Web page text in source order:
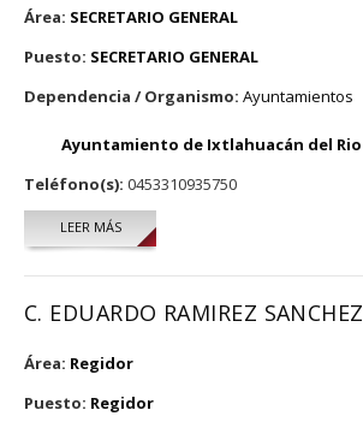
Área: SECRETARIO GENERAL
Puesto: SECRETARIO GENERAL
Dependencia / Organismo: Ayuntamientos
Ayuntamiento de Ixtlahuacán del Rio
Teléfono(s): 0453310935750
LEER MÁSSOBRE LEONCIO GUZMÁN GONZÁLEZ
C. EDUARDO RAMIREZ SANCHEZ
Área: Regidor
Puesto: Regidor